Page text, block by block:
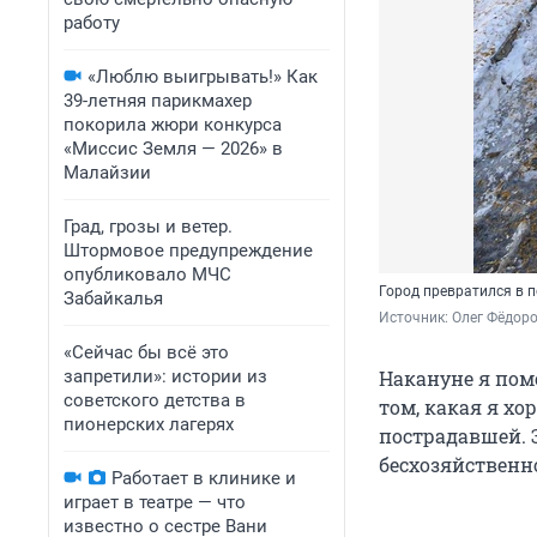
работу
«Люблю выигрывать!» Как
39-летняя парикмахер
покорила жюри конкурса
«Миссис Земля — 2026» в
Малайзии
Град, грозы и ветер.
Штормовое предупреждение
опубликовало МЧС
Забайкалья
«Сейчас бы всё это
запретили»: истории из
советского детства в
пионерских лагерях
Работает в клинике и
играет в театре — что
известно о сестре Вани
Город превратился в
Источник: Олег
Накануне я
том, какая я
пострадавшей.